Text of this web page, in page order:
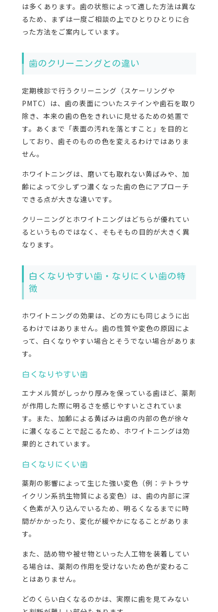
は多くあります。歯の状態によって適した方法は異な
るため、まずは一度ご相談の上でひとりひとりに合
った方法をご案内しています。
歯のクリーニングとの違い
定期検診で行うクリーニング（スケーリングや
PMTC）は、歯の表面についたステインや歯石を取り
除き、本来の歯の色をきれいに見せるための処置で
す。あくまで「表面の汚れを落とすこと」を目的と
しており、歯そのものの色を変えるわけではありま
せん。
ホワイトニングは、磨いても取れない黄ばみや、加
齢によって少しずつ濃くなった歯の色にアプローチ
できる点が大きな違いです。
クリーニングとホワイトニングはどちらが優れてい
るというものではなく、そもそもの目的が大きく異
なります。
白くなりやすい歯・なりにくい歯の特
徴
ホワイトニングの効果は、どの方にも同じように出
るわけではありません。歯の性質や変色の原因によ
って、白くなりやすい場合とそうでない場合がありま
す。
白くなりやすい歯
エナメル質がしっかり厚みを保っている歯ほど、薬剤
が作用した際に明るさを感じやすいとされていま
す。また、加齢による黄ばみは歯の内部の色が徐々
に濃くなることで起こるため、ホワイトニングは効
果的とされています。
白くなりにくい歯
薬剤の影響によって生じた強い変色（例：テトラサ
イクリン系抗生物質による変色）は、歯の内部に深
く色素が入り込んでいるため、明るくなるまでに時
間がかかったり、変化が緩やかになることがありま
す。
また、詰め物や被せ物といった人工物を装着してい
る場合は、薬剤の作用を受けないため色が変わるこ
とはありません。
どのくらい白くなるのかは、実際に歯を見てみない